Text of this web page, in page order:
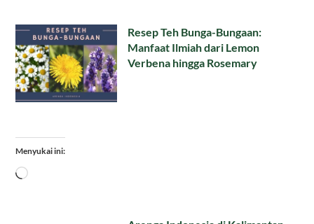
Resep Teh Bunga-Bungaan:
Manfaat Ilmiah dari Lemon
Verbena hingga Rosemary
Menyukai ini:
Memuat...